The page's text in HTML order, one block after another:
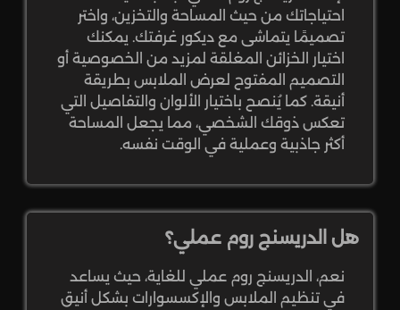
احتياجاتك من حيث المساحة والتخزين، واختر
تصميمًا يتماشى مع ديكور غرفتك. يمكنك
اختيار الخزائن المغلقة لمزيد من الخصوصية أو
التصميم المفتوح لعرض الملابس بطريقة
أنيقة. كما يُنصح باختيار الألوان والتفاصيل التي
تعكس ذوقك الشخصي، مما يجعل المساحة
أكثر جاذبية وعملية في الوقت نفسه.
هل الدريسنج روم عملي؟
نعم، الدريسنج روم عملي للغاية، حيث يساعد
في تنظيم الملابس والإكسسوارات بشكل أنيق